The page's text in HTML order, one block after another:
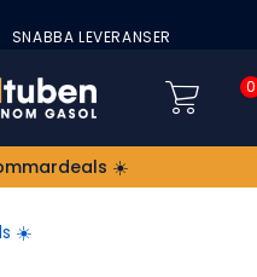
SNABBA LEVERANSER
0
☀️
☀️